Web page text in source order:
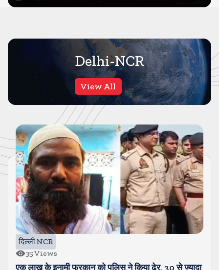
Delhi-NCR
View All
दिल्ली NCR
35Views
एक लाख के इनामी फुरकान को पुलिस ने किया ढेर, 30 से ज्यादा